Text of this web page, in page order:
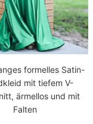
formelles Satin-
mit tiefem V-
ärmellos und mit
Falten